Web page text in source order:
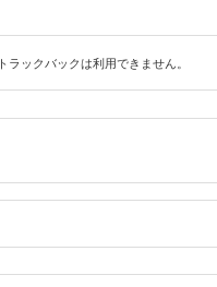
トラックバックは利用できません。